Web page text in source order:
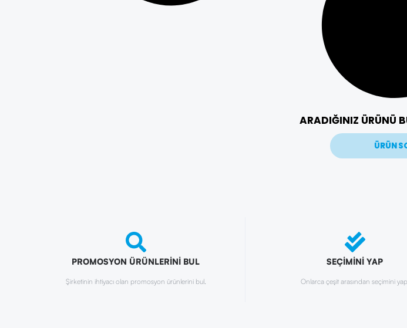
ARADIĞINIZ ÜRÜNÜ
ÜRÜN
PROMOSYON ÜRÜNLERİNİ BUL
Şirketinin ihtiyacı olan promosyon ürünlerini bul.
SEÇİMİNİ YAP
Onlarca çeşit arasından seçimini yap.